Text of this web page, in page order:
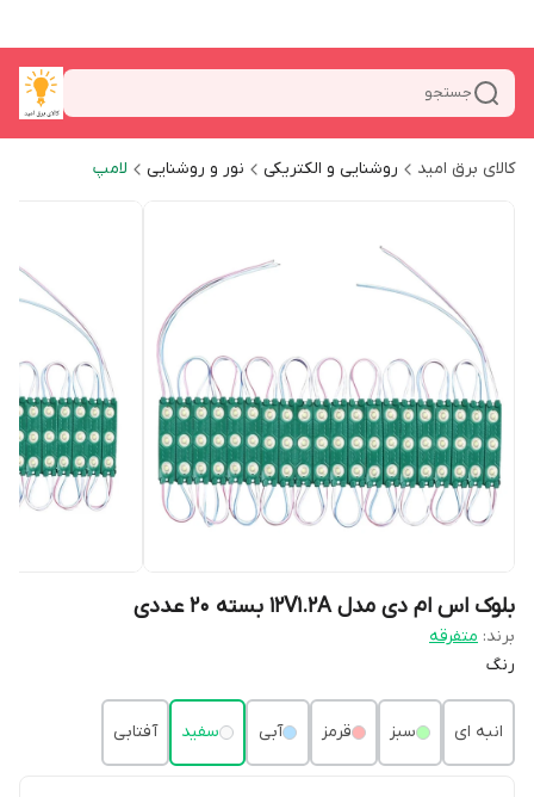
جستجو
کالای برق امید روشنایی و الکتریکی نور و روشنایی لامپ
بلوک اس ام دی مدل 12V1.2A بسته 20 عددی
برند: متفرقه
رنگ
انبه ای سبز قرمز آبی سفید آفتابی